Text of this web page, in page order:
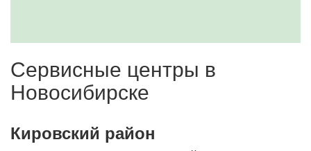
Сервисные центры в
Новосибирске
Кировский район